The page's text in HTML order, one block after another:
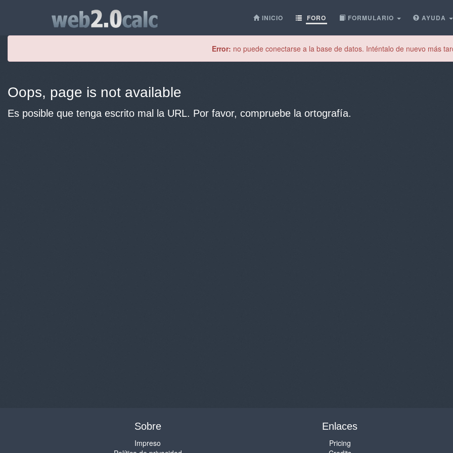
INICIO FORO FORMULARIO AYUDA
Error: no puede conectarse a la base de datos. Inténtalo de nuevo más
Oops, page is not available
Es posible que tenga escrito mal la URL. Por favor, compruebe la ortografía.
Sobre
Impreso
Enlaces
Pricing